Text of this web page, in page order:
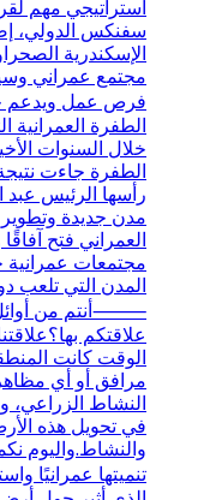
استراتيجي مهم
سفنكس الدولي،
الإسكندرية
مجتمع عمراني
فرص عمل
الطفرة
خلال السنوات
الطفرة جاءت
رأسها الرئيس عبد
مدن جديدة وتطوير
العمراني فتح
مجتمعات
المدن التي تلعب
⸻أنتم من أوائل
الوقت كانت
مرافق أو أي
النشاط الزراعي،
في تحويل هذه
والنشاط.واليوم
تنميتها عمرانيًا